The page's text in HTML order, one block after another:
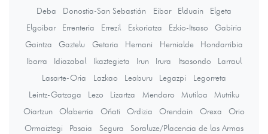
Deba
Donostia-San Sebastián Eibar Elduain
Elgeta
Elgoibar
Errenteria Errezil Eskoriatza Ezkio-Itsaso
Gabiria
Gaintza
Gaztelu Getaria Hernani Hernialde
Hondarribia
Ibarra
Idiazabal Ikaztegieta Irun Irura Itsasondo
Larraul
Lasarte-Oria
Lazkao Leaburu Legazpi
Legorreta
Leintz-Gatzaga
Lezo Lizartza Mendaro Mutiloa
Mutriku
Oiartzun
Olaberria Oñati Ordizia Orendain Orexa
Orio
Ormaiztegi
Pasaia Segura
Soraluze/Placencia de las Armas